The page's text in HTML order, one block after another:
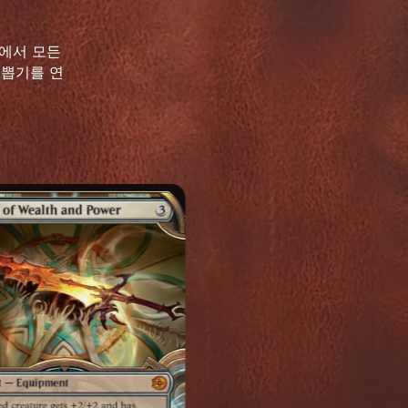
서 모든
기를 연